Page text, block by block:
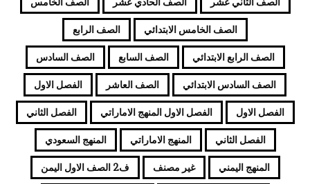
الصف الخامس الابتدائي الصف الرابع
الصف الرابع الابتدائي الصف السابع الصف السادس
الصف السادس الابتدائي الصف العاشر الفصل الاول
الفصل الاول الفصل الاول المنهج الاماراتي الفصل الثاني
الفصل الثاني المنهج الاماراتي المنهج السعودي
المنهج اليمني غير مصنف ف2 الصف الاول اليمن